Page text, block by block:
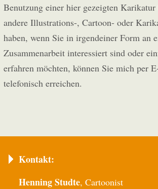
Benutzung einer hier gezeigten Karikatur
andere Illustrations-, Cartoon- oder
haben, wenn Sie in irgendeiner Form an
Zusammenarbeit interessiert sind oder
erfahren möchten, können Sie mich per
telefonisch erreichen.
Kontakt:
Henning Studte, Cartoonist